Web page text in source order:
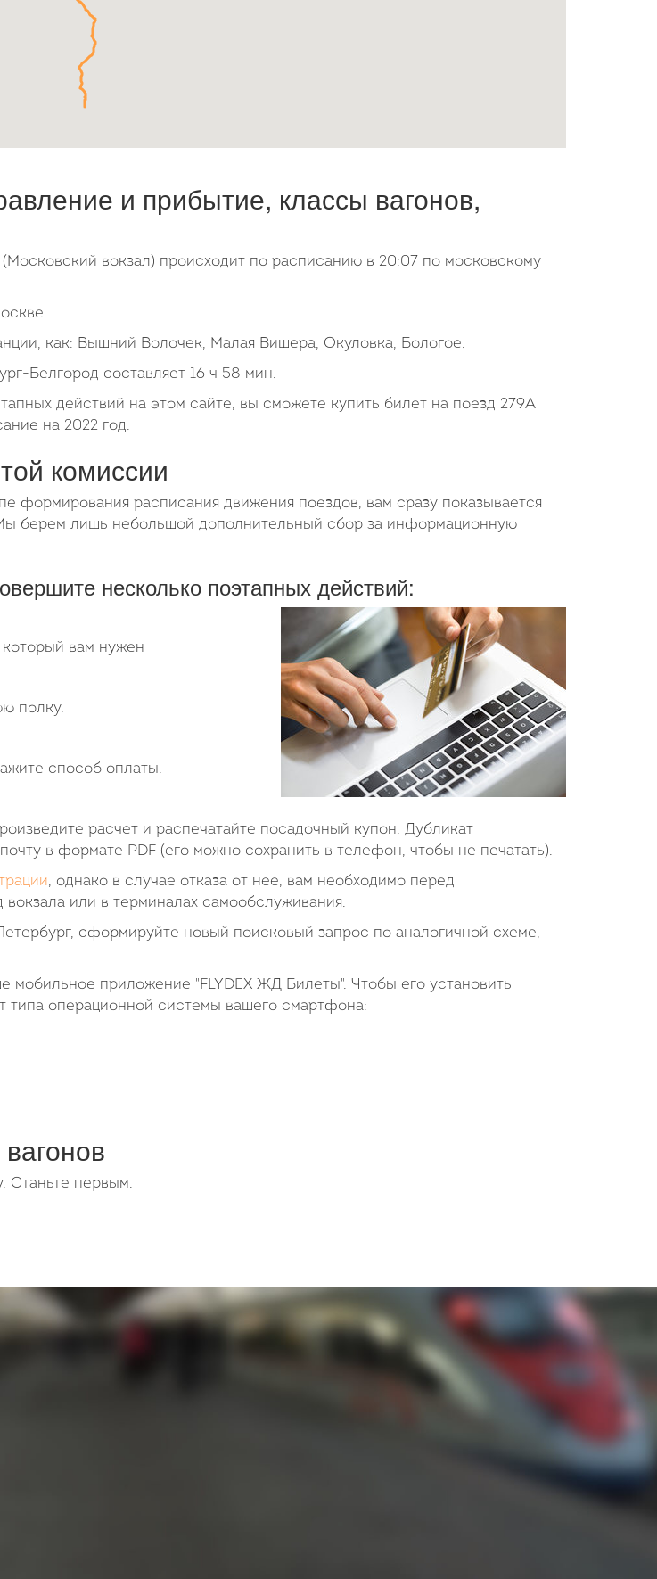
и прибытие, классы вагонов,
вокзал) происходит по расписанию в 20:07 по московскому
как: Вышний Волочек, Малая Вишера, Окуловка, Бологое.
Белгород составляет 16 ч 58 мин.
действий на этом сайте, вы сможете купить билет на поезд 279А
на 2022 год.
комиссии
формирования расписания движения поездов, вам сразу показывается
берем лишь небольшой дополнительный сбор за информационную
несколько поэтапных действий:
который вам нужен
полку.
способ оплаты.
расчет и распечатайте посадочный купон. Дубликат
в формате PDF (его можно сохранить в телефон, чтобы не печатать).
, однако в случае отказа от нее, вам необходимо перед
или в терминалах самообслуживания.
сформируйте новый поисковый запрос по аналогичной схеме,
мобильное приложение "FLYDEX ЖД Билеты". Чтобы его установить
типа операционной системы вашего смартфона:
Станьте первым.